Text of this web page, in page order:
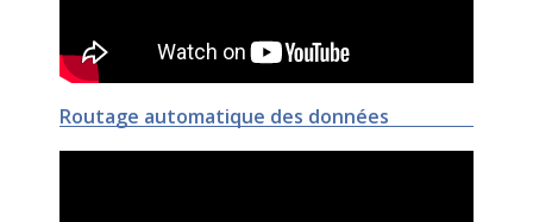
Routage automatique des données